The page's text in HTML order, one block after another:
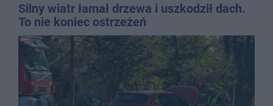
Silny wiatr łamał drzewa i uszkodził dach.
To nie koniec ostrzeżeń